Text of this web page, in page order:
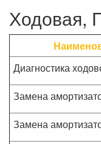
Ходовая,
Диагностика
Замена
Замена